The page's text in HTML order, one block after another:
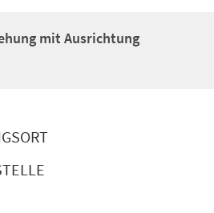
mit Ausrichtung